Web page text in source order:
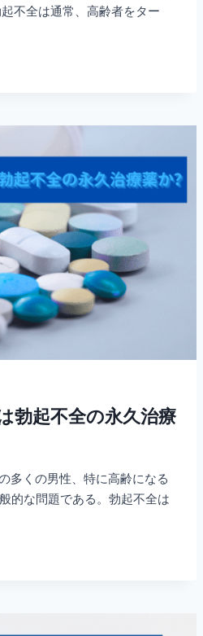
不全は通常、高齢者をター
勃起不全の永久治療
多くの男性、特に高齢になる
的な問題である。勃起不全は